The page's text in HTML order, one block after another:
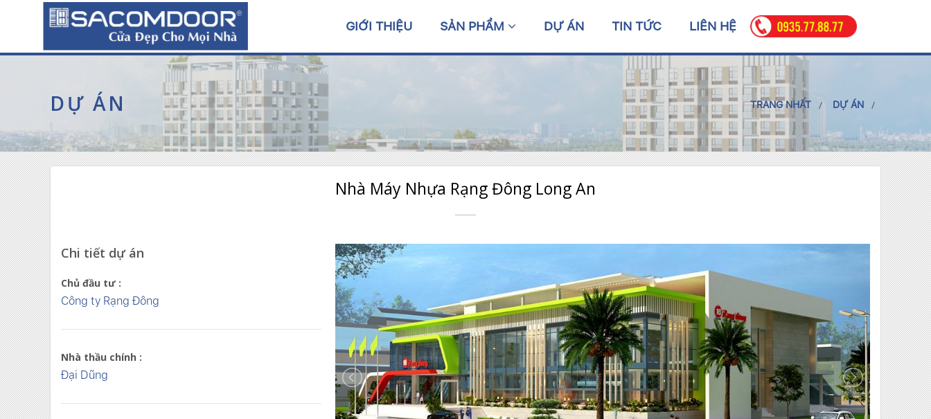
GIỚI THIỆU SẢN PHẨM DỰ ÁN TIN TỨC LIÊN HỆ
DỰ ÁN TRANG NHẤT DỰ ÁN
Nhà Máy Nhựa Rạng Đông Long An
Chi tiết dự án
Chủ đầu tư :
Công ty Rạng Đông
Nhà thầu chính :
Đại Dũng